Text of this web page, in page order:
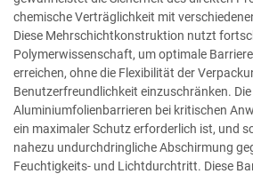
chemische Verträglichkeit mit
Diese Mehrschichtkonstruktion nutzt
Polymerwissenschaft, um optimale
erreichen, ohne die Flexibilität der
Benutzerfreundlichkeit einzuschränken.
Aluminiumfolienbarrieren bei kritischen
ein maximaler Schutz erforderlich ist, und
nahezu undurchdringliche Abschirmung
Feuchtigkeits- und Lichtdurchtritt. Diese